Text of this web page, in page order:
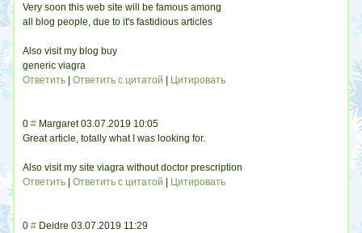
Very soon this web site will be famous among
all blog people, due to it's fastidious articles
Also visit my blog buy
generic viagra
Ответить |Ответить с цитатой Цитировать
0 # Margaret 03.07.2019 10:05
Great article, totally what I was looking for.
Also visit my site viagra without doctor prescription
Ответить |Ответить с цитатой Цитировать
0 # Deidre 03.07.2019 11:29